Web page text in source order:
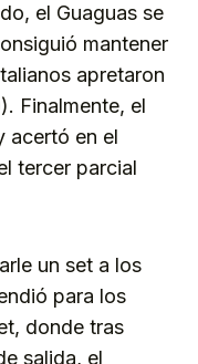
el Guaguas se
mantener
apretaron
Finalmente, el
acertó en el
tercer parcial
un set a los
para los
donde tras
salida, el